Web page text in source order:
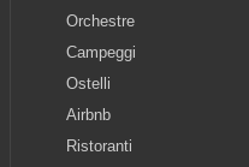
Orchestre
Campeggi
Ostelli
Airbnb
Ristoranti